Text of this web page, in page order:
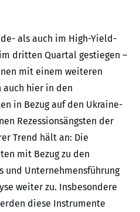
als auch im High-Yield-
dritten Quartal gestiegen –
mit einem weiteren
auch hier in den
in Bezug auf den Ukraine-
Rezessionsängsten der
Trend hält an: Die
mit Bezug zu den
und Unternehmensführung
weiter zu. Insbesondere
diese Instrumente